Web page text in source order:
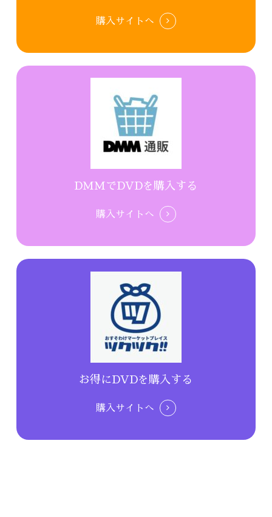
購入サイトへ
DMMでDVDを購入する
購入サイトへ
お得にDVDを購入する
購入サイトへ